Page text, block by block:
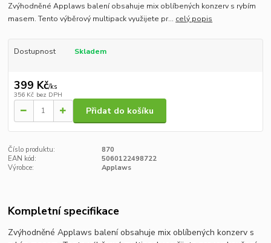
Zvýhodněné Applaws balení obsahuje mix oblíbených konzerv s rybím
masem. Tento výběrový multipack využijete pr... celý popis
Dostupnost Skladem
399 Kč/ks
356 Kč bez DPH
Přidat do košíku
Číslo produktu:
870
EAN kód:
5060122498722
Výrobce:
Applaws
Kompletní specifikace
Zvýhodněné Applaws balení obsahuje mix oblíbených konzerv s